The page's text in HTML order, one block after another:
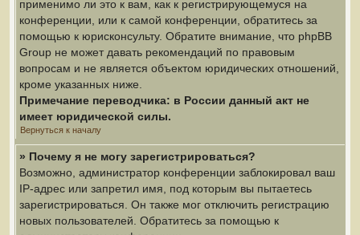
применимо ли это к вам, как к регистрирующемуся на
конференции, или к самой конференции, обратитесь за
помощью к юрисконсульту. Обратите внимание, что phpBB
Group не может давать рекомендаций по правовым
вопросам и не является объектом юридических отношений,
кроме указанных ниже.
Примечание переводчика: в России данный акт не
имеет юридической силы.
Вернуться к началу
» Почему я не могу зарегистрироваться?
Возможно, администратор конференции заблокировал ваш
IP-адрес или запретил имя, под которым вы пытаетесь
зарегистрироваться. Он также мог отключить регистрацию
новых пользователей. Обратитесь за помощью к